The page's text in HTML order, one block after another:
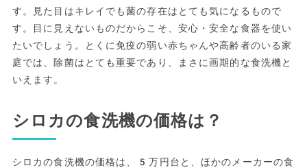
す。見た目はキレイでも菌の存在はとても気になるもので
す。目に見えないものだからこそ、安心・安全な食器を使い
たいでしょう。とくに免疫の弱い赤ちゃんや高齢者のいる家
庭では、除菌はとても重要であり、まさに画期的な食洗機と
いえます。
シロカの食洗機の価格は？
シロカの食洗機の価格は、5万円台と、ほかのメーカーの食